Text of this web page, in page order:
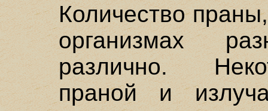
Количество
организмах
различно.
праной и